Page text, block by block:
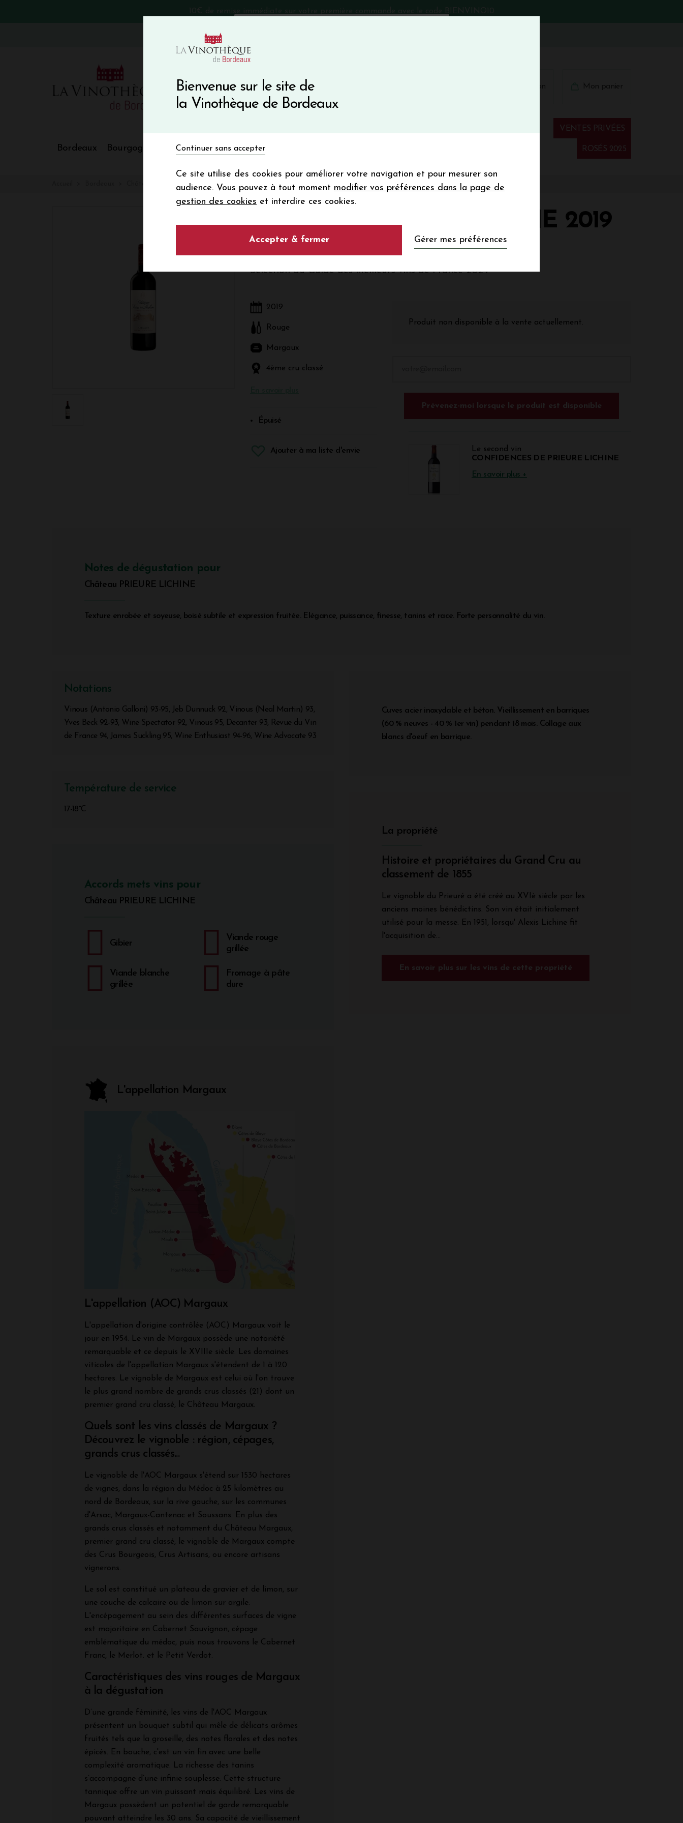
Bienvenue sur le site de
la Vinothèque de Bordeaux
Continuer sans accepter
Ce site utilise des cookies pour améliorer votre navigation et pour mesurer son
audience. Vous pouvez à tout moment modifier vos préférences dans la page de
gestion des cookies et interdire ces cookies.
Accepter & fermer Gérer mes préférences
VinoBlog
Bordeaux Bourgogne Nos Régions Vins du monde ROSÉS 2025
VENTES PRIVÉES
Château PRIEURE LICHINE
Château PRIEURE LICHINE 2019
Rouge - Bordeaux - Margaux
Sélection du Guide des meilleurs vins de France 2024
2019
Rouge
Margaux
4ème cru classé
Épuisé
Ajouter à ma liste d'envie
Produit non disponible à la vente actuellement.
Prévenez-moi lorsque le produit est disponible
Le second vin
CONFIDENCES DE PRIEURE LICHINE
En savoir plus +
Notes de dégustation pour
Château PRIEURE LICHINE
Texture enrobée et soyeuse, boisé subtile et expression fruitée. Elégance, puissance, finesse, tanins et race. Forte personnalité du vin.
Notations
Vinous (Antonio Galloni) 93-95, Jeb Dunnuck 92, Vinous (Neal Martin) 93,
Yves Beck 92-93, Wine Spectator 92, Vinous 95, Decanter 93, Revue du Vin
de France 94, James Suckling 95, Wine Enthusiast 94-96, Wine Advocate 93
Température de service
17-18°C
Accords mets vins pour
Château PRIEURE LICHINE
Gibier
Viande rouge
grillée
Viande blanche
grillée
Fromage à pâte
dure
L'appellation Margaux
L'appellation (AOC) Margaux
L'appellation d'origine contrôlée (AOC) Margaux voit le
jour en 1954. Le vin de Margaux possède une notoriété
remarquable et ce depuis le XVIIIe siècle. Les domaines
viticoles de l'appellation Margaux s'étendent de 1 à 120
hectares. Le vignoble de Margaux est celui où l'on trouve
le plus grand nombre de grands crus classés (21) dont un
premier grand cru classé, le Château Margaux.
Quels sont les vins classés de Margaux ?
Découvrez le vignoble : région, cépages,
grands crus classés...
Le vignoble de l'AOC Margaux s'étend sur 1530 hectares
de vignes, dans la région du Médoc à 25 kilomètres au
nord de Bordeaux, sur la rive gauche, sur les communes
d'Arsac, Margaux-Cantenac et Soussans. En plus des
grands crus classés et notamment du Château Margaux,
premier grand cru classé, le vignoble de Margaux compte
des Crus Bourgeois, Crus Artisans, ou encore artisans
vignerons.
Le sol est constitué un plateau de gravier et de limon, sur
une couche de calcaire ou de limon sur argile.
L'encépagement au sein des différentes surfaces de vigne
est majoritaire en Cabernet Sauvignon, cépage
emblématique du médoc, puis nous trouvons le Cabernet
Franc, le Merlot. et le Petit Verdot.
Caractéristiques des vins rouges de Margaux
à la dégustation
D’une grande féminité, les vins de l'AOC Margaux
présentent un bouquet subtil qui mêle de délicats arômes
fruités tels que la groseille, des notes florales et des notes
épicés. En bouche, c'est un vin fin avec une belle
complexité aromatique. La richesse des tanins
s’accompagne d’une infinie souplesse. Cette structure
tannique offre un vin puissant mais équilibré. Les vins de
Margaux possèdent un potentiel de garde remarquable
pouvant atteindre les 30 ans. Sa capacité de vieillissement
Cuves acier inoxydable et béton. Vieillissement en barriques
(60 % neuves - 40 % 1er vin) pendant 18 mois. Collage aux
blancs d'oeuf en barrique.
La propriété
Histoire et propriétaires du Grand Cru au
classement de 1855
Le vignoble du Prieuré a été créé au XVIè siècle par les
anciens moines bénédictins. Son vin était initialement
utilisé pour la messe. En 1951, lorsqu' Alexis Lichine fit
l'acquisition de...
En savoir plus sur les vins de cette propriété
En m’abonnant, j’accepte de recevoir la newsletter de la
Vinothèque de Bordeaux.